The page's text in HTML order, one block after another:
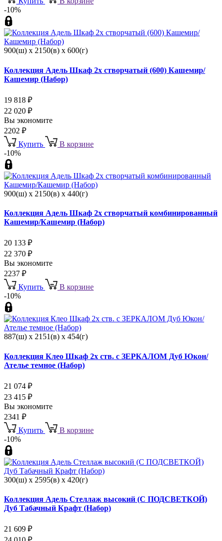
-10%
900(ш) x 2150(в) x 600(г)
Коллекция Адель Шкаф 2х створчатый (600) Кашемир/
Кашемир (Набор)
19 818 ₽
22 020 ₽
Вы экономите
2202 ₽
Купить
В корзине
-10%
900(ш) x 2150(в) x 440(г)
Коллекция Адель Шкаф 2х створчатый комбинированный
Кашемир/Кашемир (Набор)
20 133 ₽
22 370 ₽
Вы экономите
2237 ₽
Купить
В корзине
-10%
887(ш) x 2151(в) x 454(г)
Коллекция Клео Шкаф 2х ств. с ЗЕРКАЛОМ Дуб Юкон/
Ателье темное (Набор)
21 074 ₽
23 415 ₽
Вы экономите
2341 ₽
Купить
В корзине
-10%
300(ш) x 2595(в) x 420(г)
Коллекция Адель Стеллаж высокий (С ПОДСВЕТКОЙ)
Дуб Табачный Крафт (Набор)
21 609 ₽